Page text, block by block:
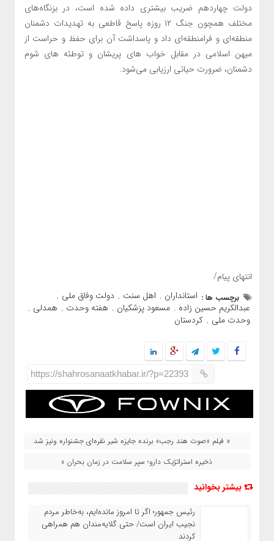
دولت چهاردهم ضریب بیشتری داده شده است، در بزنگاه‌های
مختلف همچون جنگ ۱۲ روزه پاسخ قاطعی به تهدیدات دشمنان
منطقه‌ای و فرامنطقه‌ای داد و پاسداشت آن برای حفظ و حراست از
میهن اسلامی در مقابل خواب های پریشان و توطئه های شوم
دشمنان، ضرورت حیاتی ارزیابی می‌شود.
انتهای پیام/
برچسب ها : استانداران , اهل سنت , دولت وفاق ملی ,
عبدالکریم حسین زاده , مسعود پزشکیان , هفته وحدت , همدلی ,
وحدت ملی , کردستان
https://shahrosanaatkhabar.ir/?p=22393
« فیلم «صوت هند رجب» برنده جایزه شیر نقره‌ای جشنواره ونیز شد
ذخیره استراتژیک دارو؛ سپر سلامت در زمان بحران »
بیشتر بخوانید
رئیس‌ جمهور؛ اگر تا امروز مانده‌ایم، به‌خاطر مردم
نجیب ایران است/ حتی گلایه‌مندان هم همراهی
کردند